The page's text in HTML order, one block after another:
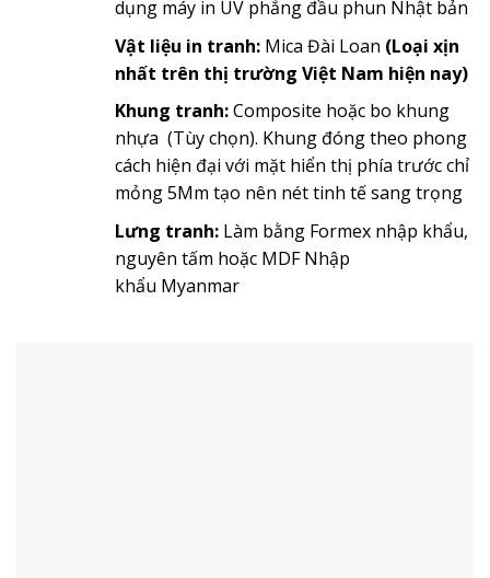
dụng máy in UV phẳng đầu phun Nhật bản
Vật liệu in tranh:Mica Đài Loan (Loại xịn
nhất trên thị trường Việt Nam hiện nay)
Khung tranh:Composite hoặc bo khung
nhựa (Tùy chọn). Khung đóng theo phong
cách hiện đại với mặt hiển thị phía trước chỉ
mỏng 5Mm tạo nên nét tinh tế sang trọng
Lưng tranh:Làm bằng Formex nhập khẩu,
nguyên tấm hoặc MDF Nhập
khẩu Myanmar